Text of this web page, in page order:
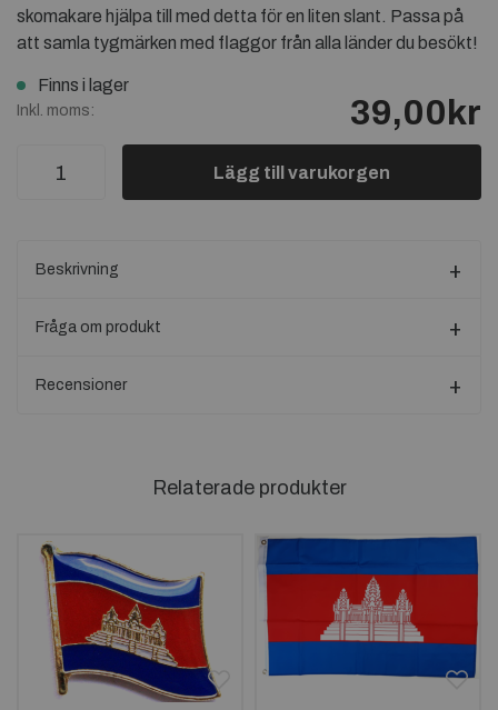
skomakare hjälpa till med detta för en liten slant. Passa på
att samla tygmärken med flaggor från alla länder du besökt!
Finns i lager
Inkl. moms: 39,00kr
Lägg till varukorgen
Beskrivning
Fråga om produkt
Recensioner
Relaterade produkter